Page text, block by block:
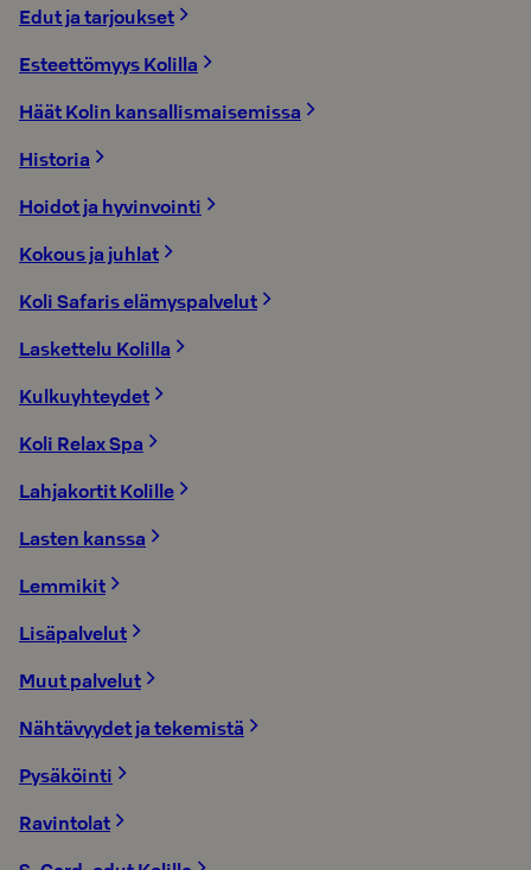
Edut ja tarjoukset
Esteettömyys Kolilla
Häät Kolin kansallismaisemissa
Historia
Hoidot ja hyvinvointi
Kokous ja juhlat
Koli Safaris elämyspalvelut
Laskettelu Kolilla
Kulkuyhteydet
Koli Relax Spa
Lahjakortit Kolille
Lasten kanssa
Lemmikit
Lisäpalvelut
Muut palvelut
Nähtävyydet ja tekemistä
Pysäköinti
Ravintolat